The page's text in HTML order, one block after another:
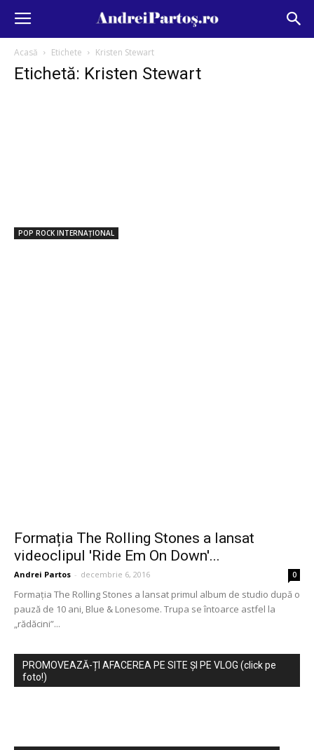
Acasă Etichete Kristen Stewart
Etichetă: Kristen Stewart
POP ROCK INTERNAȚIONAL
Formația The Rolling Stones a lansat
videoclipul 'Ride Em On Down'...
Andrei Partos - decembrie 6, 2016 0
Formația The Rolling Stones a lansat primul album de studio după o
pauză de 10 ani, Blue & Lonesome. Trupa se întoarce astfel la
„rădăcini”...
PROMOVEAZĂ-ȚI AFACEREA PE SITE ȘI PE VLOG (click pe
foto!)